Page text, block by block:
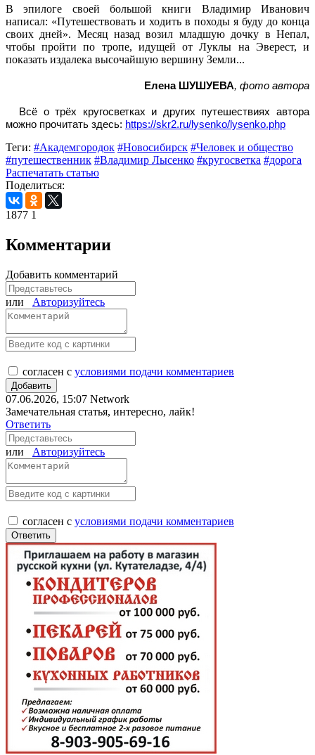
В эпилоге своей большой книги Владимир Иванович
написал: «Путешествовать и ходить в походы я буду до конца
своих дней». Месяц назад возил младшую дочку в Непал,
чтобы пройти по тропе, идущей от Луклы на Эверест, и
показать издалека высочайшую вершину Земли...
Елена ШУШУЕВА, фото автора
Всё о трёх кругосветках и других путешествиях автора
можно прочитать здесь: https://skr2.ru/lysenko/lysenko.php
Теги: #Академгородок #Новосибирск #Человек и общество
#путешественник #Владимир Лысенко #кругосветка #дорога
Распечатать статью
Поделиться:
1877 1
Комментарии
Добавить комментарий
или Авторизуйтесь
согласен с условиями подачи комментариев
07.06.2026, 15:07 Network
Замечательная статья, интересно, лайк!
Ответить
или Авторизуйтесь
согласен с условиями подачи комментариев